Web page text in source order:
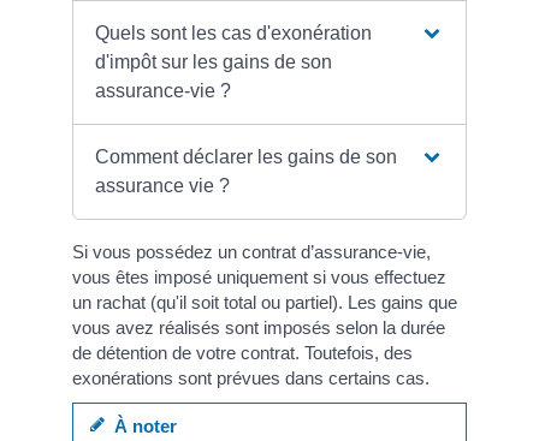
Quels sont les cas d'exonération
d'impôt sur les gains de son
assurance-vie ?
Comment déclarer les gains de son
assurance vie ?
Si vous possédez un contrat d’assurance-vie,
vous êtes imposé uniquement si vous effectuez
un rachat (qu'il soit total ou partiel). Les gains que
vous avez réalisés sont imposés selon la durée
de détention de votre contrat. Toutefois, des
exonérations sont prévues dans certains cas.
À noter